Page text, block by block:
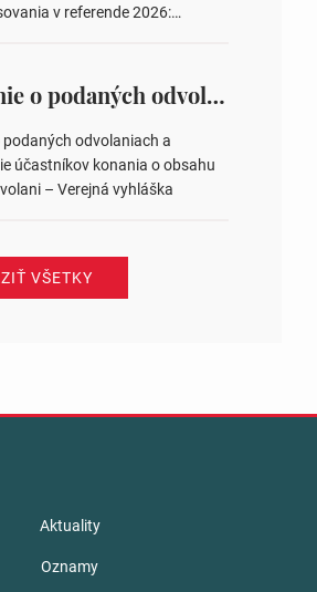
–…
v referende 2026:
Oznámenie o podaných odvolaniach a upovedomenie účastníkov konania o obsahu podaných odvolani – Verejná vyhláška
podaných odvolaniach a
účastníkov konania o obsahu
– Verejná vyhláška
VŠETKY
Aktuality
Oznamy